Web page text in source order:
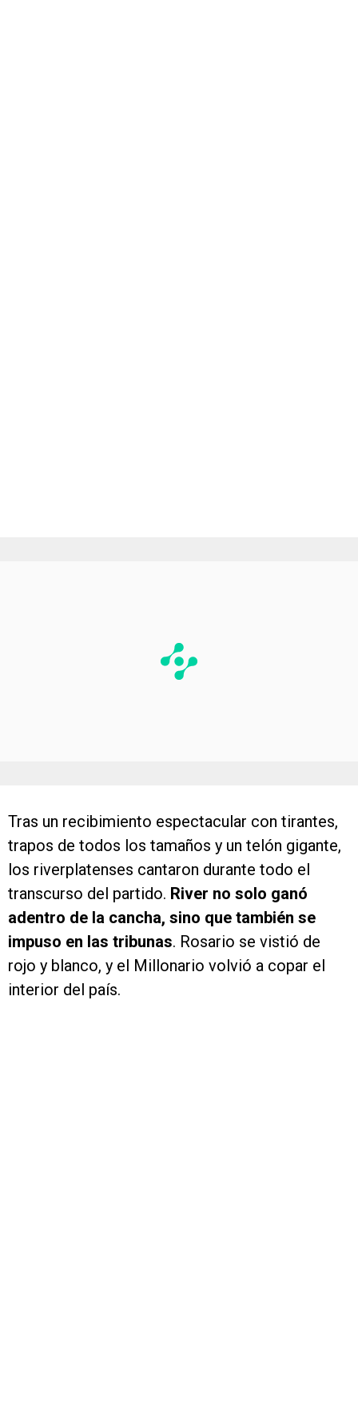
Tras un recibimiento espectacular con tirantes,
trapos de todos los tamaños y un telón gigante,
los riverplatenses cantaron durante todo el
transcurso del partido. River no solo ganó
adentro de la cancha, sino que también se
impuso en las tribunas. Rosario se vistió de
rojo y blanco, y el Millonario volvió a copar el
interior del país.